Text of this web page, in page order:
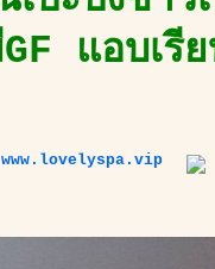
แอบเรี
www.lovelyspa.vip